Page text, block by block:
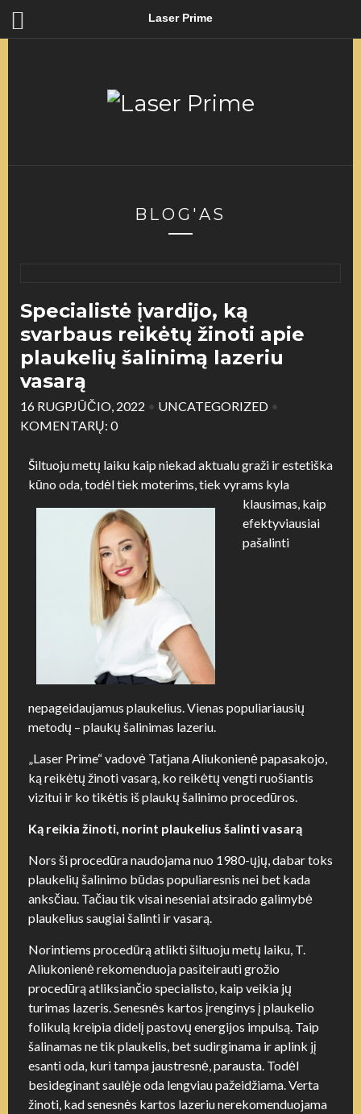
Laser Prime
BLOG'AS
Specialistė įvardijo, ką
svarbaus reikėtų žinoti apie
plaukelių šalinimą lazeriu
vasarą
16 RUGPJŪČIO, 2022 • UNCATEGORIZED •
KOMENTARŲ: 0
Šiltuoju metų laiku kaip niekad aktualu graži ir estetiška
kūno oda, todėl tiek moterims, tiek vyrams kyla
klausimas, kaip
efektyviausiai
pašalinti
nepageidaujamus plaukelius. Vienas populiariausių
metodų – plaukų šalinimas lazeriu.
„Laser Prime“ vadovė Tatjana Aliukonienė papasakojo,
ką reikėtų žinoti vasarą, ko reikėtų vengti ruošiantis
vizitui ir ko tikėtis iš plaukų šalinimo procedūros.
Ką reikia žinoti, norint plaukelius šalinti vasarą
Nors ši procedūra naudojama nuo 1980-ųjų, dabar toks
plaukelių šalinimo būdas populiaresnis nei bet kada
anksčiau. Tačiau tik visai neseniai atsirado galimybė
plaukelius saugiai šalinti ir vasarą.
Norintiems procedūrą atlikti šiltuoju metų laiku, T.
Aliukonienė rekomenduoja pasiteirauti grožio
procedūrą atliksiančio specialisto, kaip veikia jų
turimas lazeris. Senesnės kartos įrenginys į plaukelio
folikulą kreipia didelį pastovų energijos impulsą. Taip
šalinamas ne tik plaukelis, bet sudirginama ir aplink jį
esanti oda, kuri tampa jaustresnė, parausta. Todėl
besideginant saulėje oda lengviau pažeidžiama. Verta
žinoti, kad senesnės kartos lazeriu nerekomenduojama